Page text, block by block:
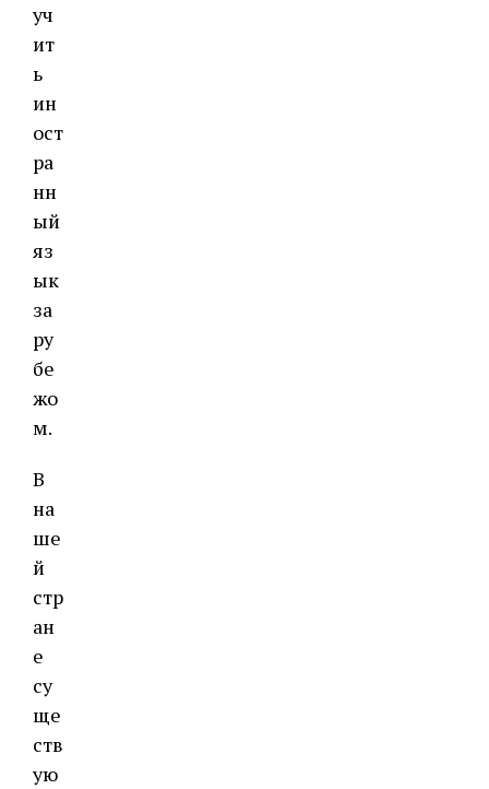
уч
ит
ь
ин
ост
ра
нн
ый
яз
ык
за
ру
бе
жо
м.
В
на
ше
й
стр
ан
е
су
ще
ств
ую